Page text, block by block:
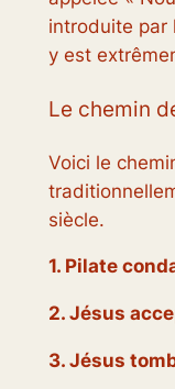
introduite par
y est
Le chemin
Voici le
siècle.
1. Pilate
2. Jésus
3. Jésus